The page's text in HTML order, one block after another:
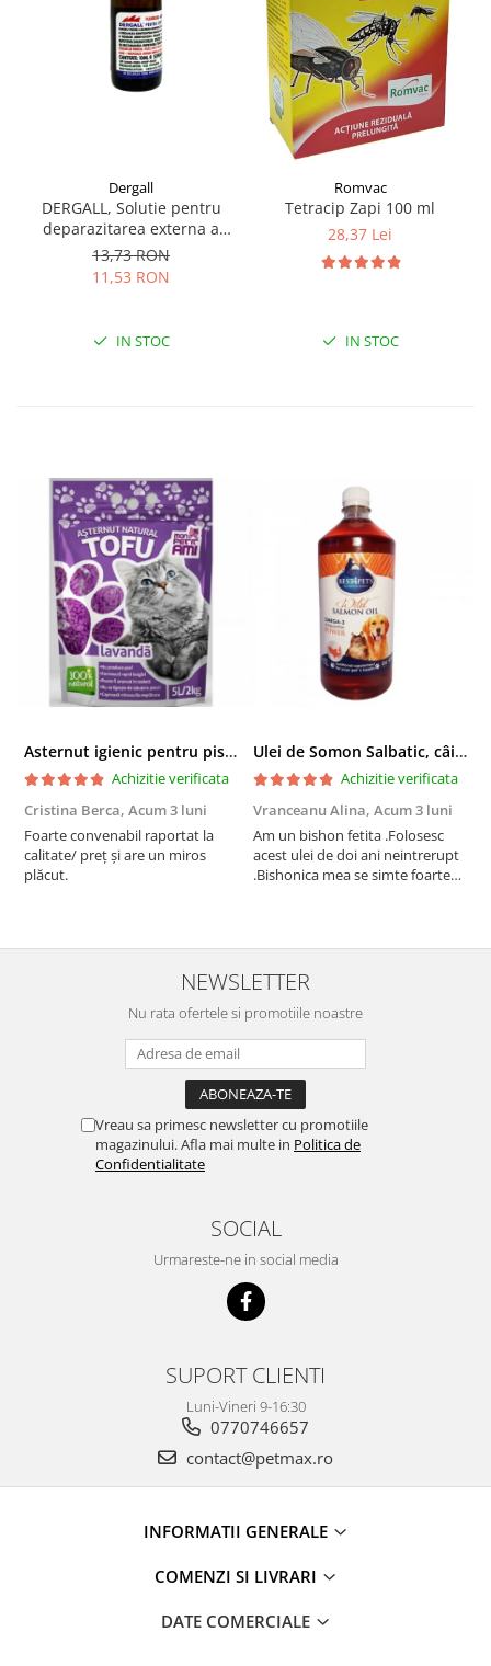
Dergall
DERGALL, Solutie pentru
deparazitarea externa a
gainilor si adaposturilor 10
ml
13,73 RON
11,53 RON
IN STOC
Romvac
Tetracip Zapi 100 ml
28,37 Lei
IN STOC
Asternut igienic pentru pisici Tofu Lavanda, Mon Petit 5 l
Achizitie verificata
Cristina Berca, Acum 3 luni
Foarte convenabil raportat la
calitate/ preț și are un miros
plăcut.
Ulei de Somon Salbatic, câini și pisici, piele si blană, BEST4PETS, 1l
Achizitie verificata
Vranceanu Alina, Acum 3 luni
Am un bishon fetita .Folosesc
acest ulei de doi ani neintrerupt
.Bishonica mea se simte foarte
recomand cu mult drag !
NEWSLETTER
Nu rata ofertele si promotiile noastre
Vreau sa primesc newsletter cu promotiile
magazinului. Afla mai multe in Politica de
Confidentialitate
SOCIAL
Urmareste-ne in social media
SUPORT CLIENTI
Luni-Vineri 9-16:30
0770746657
contact@petmax.ro
INFORMATII GENERALE
COMENZI SI LIVRARI
DATE COMERCIALE